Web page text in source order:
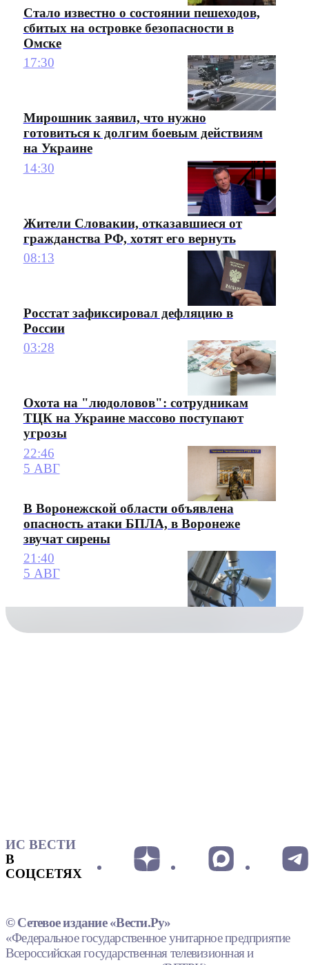
Стало известно о состоянии пешеходов,
сбитых на островке безопасности в
Омске
17:30
Мирошник заявил, что нужно
готовиться к долгим боевым действиям
на Украине
14:30
Жители Словакии, отказавшиеся от
гражданства РФ, хотят его вернуть
08:13
Росстат зафиксировал дефляцию в
России
03:28
Охота на "людоловов": сотрудникам
ТЦК на Украине массово поступают
угрозы
22:46
5 АВГ
В Воронежской области объявлена
опасность атаки БПЛА, в Воронеже
звучат сирены
21:40
5 АВГ
ИС ВЕСТИ
В
СОЦСЕТЯХ
© Сетевое издание «Вести.Ру»
«Федеральное государственное унитарное предприятие
Всероссийская государственная телевизионная и